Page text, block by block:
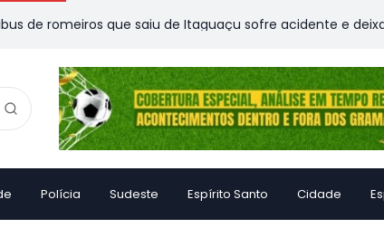
que saiu de Itaguaçu sofre acidente e deixa vítimas
Polícia Sudeste Espírito Santo Cidade